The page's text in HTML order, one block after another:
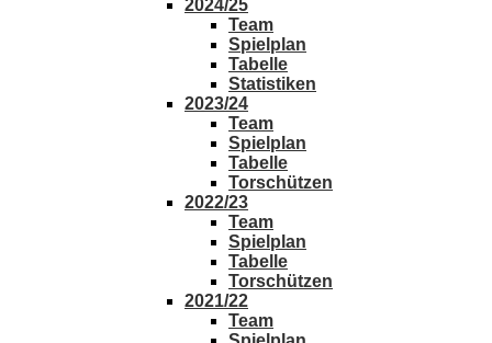
2024/25
Team
Spielplan
Tabelle
Statistiken
2023/24
Team
Spielplan
Tabelle
Torschützen
2022/23
Team
Spielplan
Tabelle
Torschützen
2021/22
Team